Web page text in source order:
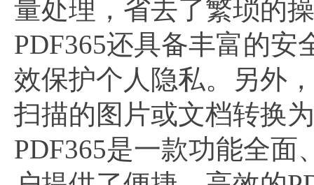
量处理，省去了繁琐的
PDF365还具备丰富的
效保护个人隐私。另外
扫描的图片或文档转换
PDF365是一款功能全面